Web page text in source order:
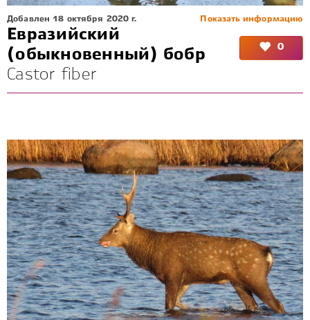
Показать информацию
Добавлен 18 октября 2020 г.
Евразийский
(обыкновенный) бобр
Castor fiber
0